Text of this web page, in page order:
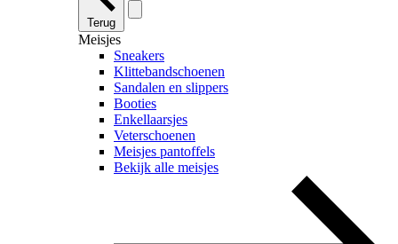
Terug
Meisjes
Sneakers
Klittebandschoenen
Sandalen en slippers
Booties
Enkellaarsjes
Veterschoenen
Meisjes pantoffels
Bekijk alle meisjes